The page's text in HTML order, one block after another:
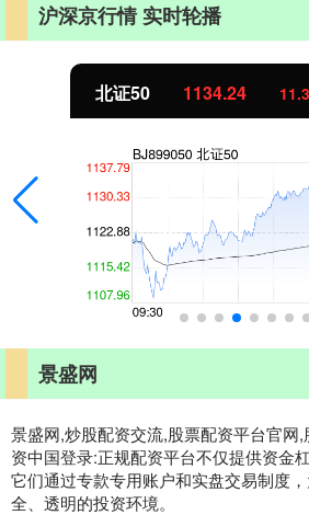
沪深京行情 实时轮播
北证50 1134.24
景盛网
景盛网,炒股配资交流,股票配资平台官网
资中国登录:正规配资平台不仅提供资金
它们通过专款专用账户和实盘交易制度
全、透明的投资环境。